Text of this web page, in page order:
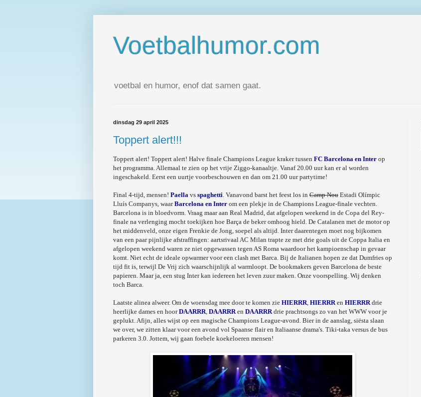
Voetbalhumor.com
voetbal en humor, enof dat samen gaat.
dinsdag 29 april 2025
Toppert alert!!!
Toppert alert! Toppert alert! Halve finale Champions League kraker tussen FC Barcelona en Inter op
het programma. Allemaal te zien op het vrije Ziggo-kanaaltje. Vanaf 20.00 uur kan er al worden
ingeschakeld. Eerst een uurtje voorbeschouwen en dan om 21.00 uur partytime!
Final 4-tijd, mensen! Paella vs spaghetti. Vanavond barst het feest los in Camp Nou Estadi Olímpic
Lluís Companys, waarBarcelona en Inter om een plekje in de Champions League-finale vechten.
Barcelona is in bloedvorm. Vraag maar aan Real Madrid, dat afgelopen weekend in de Copa del Rey-
finale na verlenging mocht toekijken hoe Barça de beker omhoog hield. De Catalanen met de motor op
het middenveld, onze eigen Frenkie de Jong, soepel als altijd. Inter daarentegen moet nog bijkomen
van een paar pijnlijke afstraffingen: aartsrivaal AC Milan trapte ze met drie goals uit de Coppa Italia en
afgelopen weekend waren ze niet opgewassen tegen AS Roma waardoor het kampioenschap in gevaar
komt. Niet echt de ideale opwarmer voor een clash met Barca. Bij de Italianen hopen ze dat Dumfries op
tijd fit is, terwijl De Vrij zich waarschijnlijk al warmloopt. De bookmakers geven Barcelona de beste
papieren. Maar ja, een stug Inter kan iedereen het leven zuur maken. Onze voorspelling. Wij denken
toch Barca.
Laatste alinea alweer. Om de woensdag mee door te komen zie HIERRR, HIERRRen HIERRRdrie
heerlijke dames en hoorDAARRR, DAARRRen DAARRRdrie prachtsongs zo van het WWW voor je
geplukt. Afijn, alles wijst op een magische Champions League-avond. Bier in de aanslag, siësta slaan
we over, we zitten klaar voor een avond vol Spaanse flair en Italiaanse drama's. Tiki-taka versus de bus
parkeren 3.0. Jottem, wij gaan foebele koekeloeren mensen!